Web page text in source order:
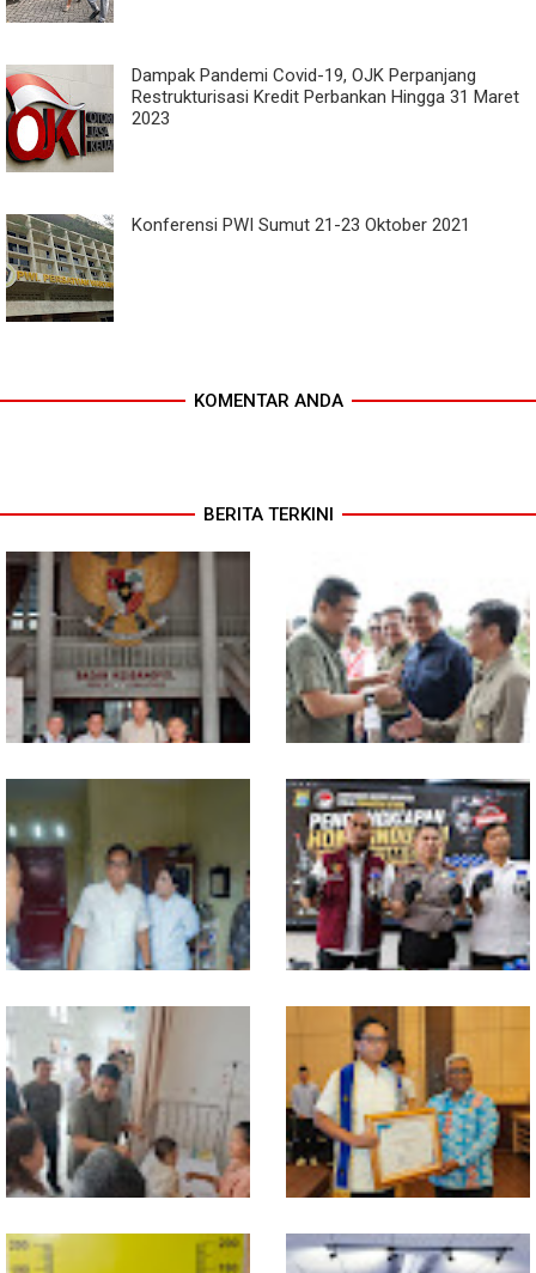
Dampak Pandemi Covid-19, OJK Perpanjang
Restrukturisasi Kredit Perbankan Hingga 31 Maret
2023
Konferensi PWI Sumut 21-23 Oktober 2021
KOMENTAR ANDA
BERITA TERKINI
MIO Indonesia Sumut Resmi
Daftarkan Organisasi ke
Kesbangpol, Langkah Awal
Perkuat Profesionalisme
Media Online
Komisi D DPRDSU Ikut Gubsu
Bobby Nasution Berkantor di
Nias
Walikota Medan Nonaktifkan
Lurah Aur, Rico Waas : Tak Ada
Toleransi bagi Penyalahgunaan
Wewenang
Bahan dari Kamboja, Polda
Sumut Bongkar Home Industri
Vape Mengandung Etomidate